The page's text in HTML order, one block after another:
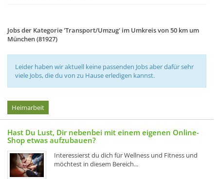
Jobs der Kategorie 'Transport/Umzug' im Umkreis von 50 km um
München (81927)
Leider haben wir aktuell keine passenden Jobs aber dafür sehr
viele Jobs, die du von zu Hause erledigen kannst.
Heimarbeit
Hast Du Lust, Dir nebenbei mit einem eigenen Online-
Shop etwas aufzubauen?
Interessierst du dich für Wellness und Fitness und
möchtest in diesem Bereich...